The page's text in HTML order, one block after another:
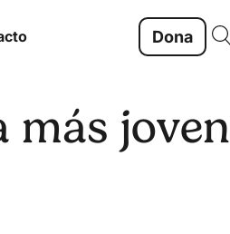
Dona
más joven